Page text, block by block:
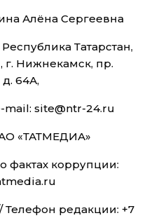
Алёна Сергеевна
Татарстан,
Нижнекамск, пр.
64А,
mail: site@ntr-24.ru
«ТАТМЕДИА»
фактах коррупции:
Телефон редакции: +7